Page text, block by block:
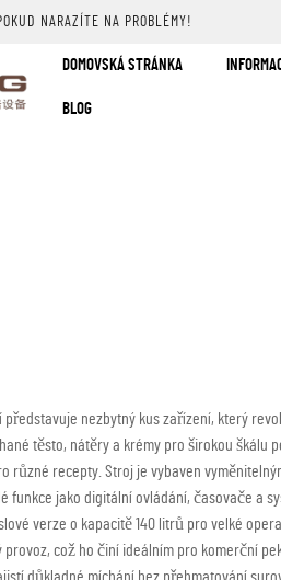
NARAZÍTE NA PROBLÉMY!
DOMOVSKÁ STRÁNKA
BLOG
představuje nezbytný kus zařízení, který
těsto, nátěry a krémy pro širokou
různé recepty. Stroj je vybaven
funkce jako digitální ovládání, časovače a
verze o kapacitě 140 litrů pro velké
což ho činí ideálním pro komerční